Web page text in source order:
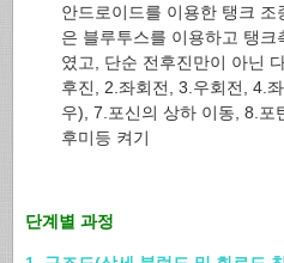
안드로이드를 이용한 탱크
은 블루투스를 이용하고 탱
였고, 단순 전후진만이 아닌
후진, 2.좌회전, 3.우회전, 4.
우), 7.포신의 상하 이동, 8.포
후미등 켜기
단계별 과정